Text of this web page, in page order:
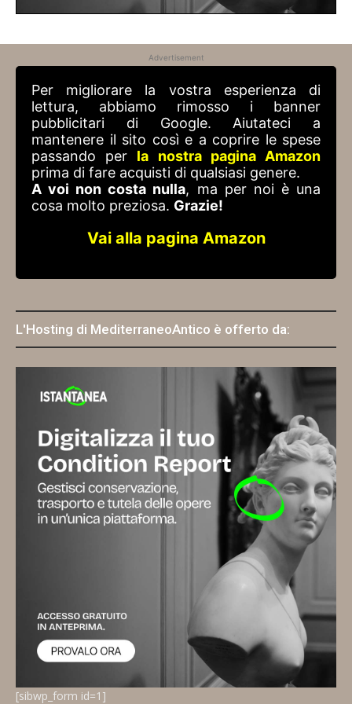
Advertisement
Per migliorare la vostra esperienza di
lettura, abbiamo rimosso i banner
pubblicitari di Google. Aiutateci a
mantenere il sito così e a coprire le spese
passando per la nostra pagina Amazon
prima di fare acquisti di qualsiasi genere.
A voi non costa nulla, ma per noi è una
cosa molto preziosa. Grazie!
Vai alla pagina Amazon
L'Hosting di MediterraneoAntico è offerto da:
[sibwp_form id=1]